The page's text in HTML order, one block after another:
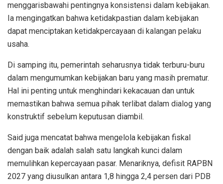
menggarisbawahi pentingnya konsistensi dalam kebijakan.
Ia mengingatkan bahwa ketidakpastian dalam kebijakan
dapat menciptakan ketidakpercayaan di kalangan pelaku
usaha.
Di samping itu, pemerintah seharusnya tidak terburu-buru
dalam mengumumkan kebijakan baru yang masih prematur.
Hal ini penting untuk menghindari kekacauan dan untuk
memastikan bahwa semua pihak terlibat dalam dialog yang
konstruktif sebelum keputusan diambil.
Said juga mencatat bahwa mengelola kebijakan fiskal
dengan baik adalah salah satu langkah kunci dalam
memulihkan kepercayaan pasar. Menariknya, defisit RAPBN
2027 yang diusulkan antara 1,8 hingga 2,4 persen dari PDB